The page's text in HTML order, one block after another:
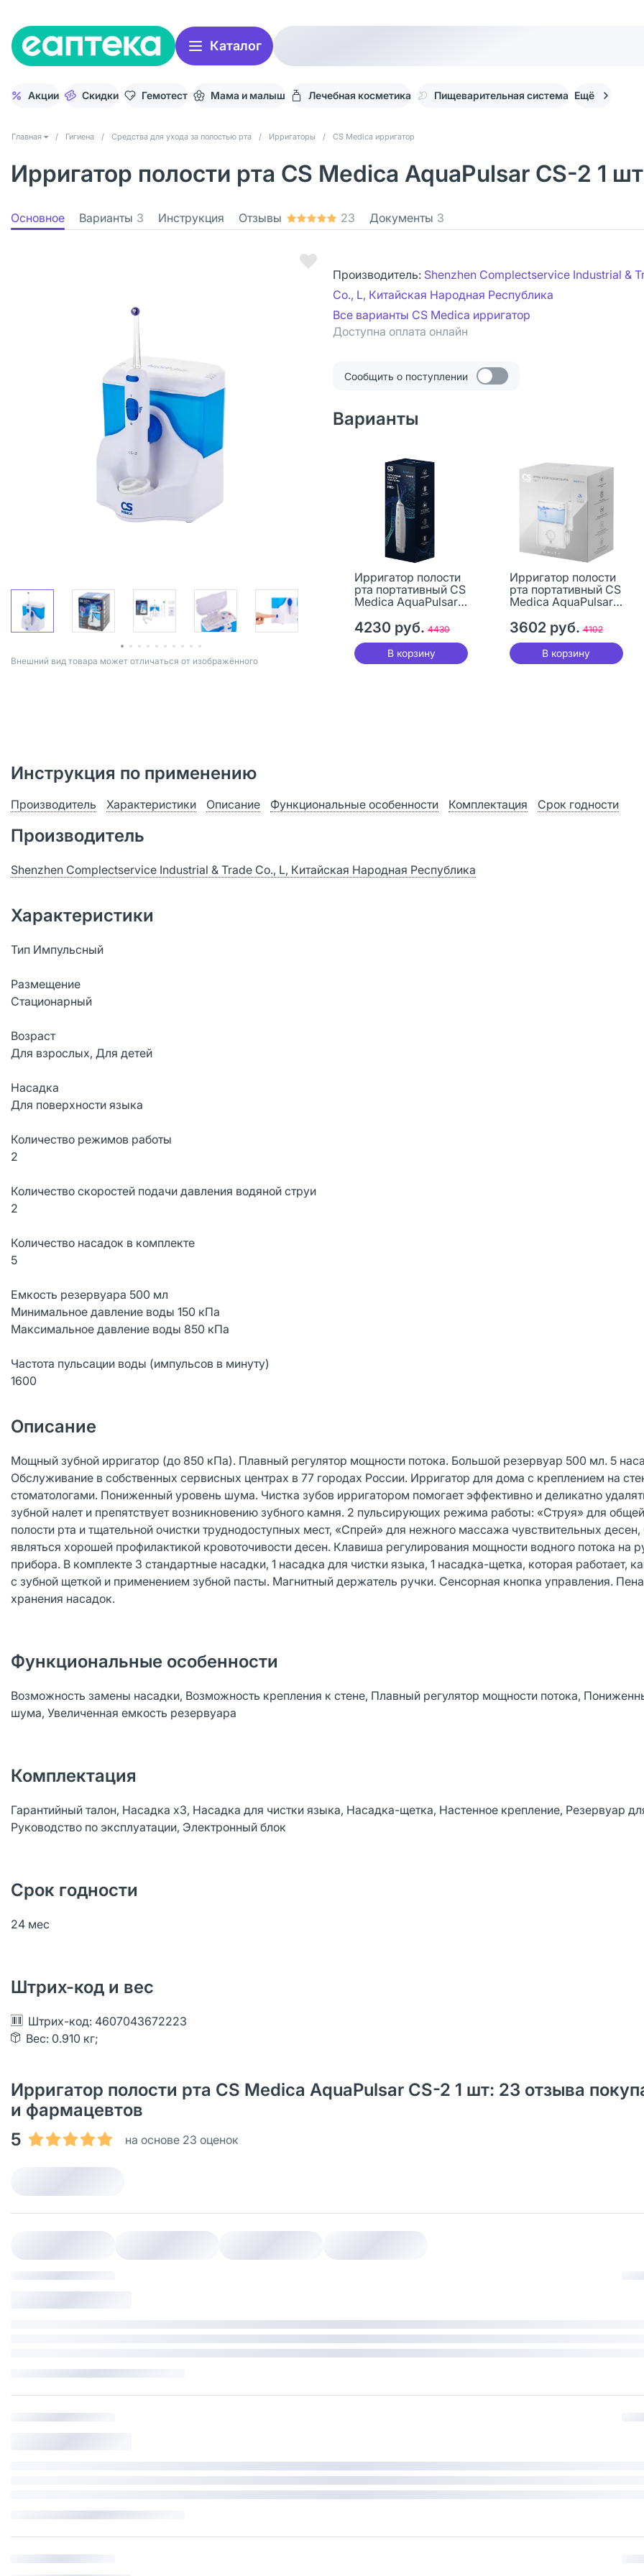
Каталог
Акции Скидки Гемотест Мама и малыш Лечебная косметика Пищеварительная система Ещё
Главная / Гигиена / Средства для ухода за полостью рта / Ирригаторы / CS Medica ирригатор
Ирригатор полости рта CS Medica AquaPulsar CS-2 1 шт
Основное Варианты 3 Инструкция Отзывы 23 Документы 3
Bнешний вид товара может отличаться от изображённого
Производитель: Shenzhen Complectservice Industrial &
Co., L, Китайская Народная Республика
Все варианты CS Medica ирригатор
Доступна оплата онлайн
Сообщить о поступлении
Варианты
Ирригатор полости
рта портативный CS
Medica AquaPulsar
белый 1 шт
4230 руб. 4430
В корзину
Ирригатор полости
рта портативный CS
Medica AquaPulsar
White белый 1 шт
3602 руб. 4102
В корзину
Инструкция по применению
Производитель Характеристики Описание Функциональные особенности Комплектация Срок годности
Производитель
Shenzhen Complectservice Industrial & Trade Co., L, Китайская Народная Республика
Характеристики
Тип Импульсный
Размещение
Стационарный
Возраст
Для взрослых, Для детей
Насадка
Для поверхности языка
Количество режимов работы
2
Количество скоростей подачи давления водяной струи
2
Количество насадок в комплекте
5
Емкость резервуара 500 мл
Минимальное давление воды 150 кПа
Максимальное давление воды 850 кПа
Частота пульсации воды (импульсов в минуту)
1600
Описание
Мощный зубной ирригатор (до 850 кПа). Плавный регулятор мощности потока. Большой резервуар 500 мл. 5
Обслуживание в собственных сервисных центрах в 77 городах России. Ирригатор для дома с креплением на
стоматологами. Пониженный уровень шума. Чистка зубов ирригатором помогает эффективно и деликатно
зубной налет и препятствует возникновению зубного камня. 2 пульсирующих режима работы: «Струя» для
полости рта и тщательной очистки труднодоступных мест, «Спрей» для нежного массажа чувствительных
являться хорошей профилактикой кровоточивости десен. Клавиша регулирования мощности водного потока на
прибора. В комплекте 3 стандартные насадки, 1 насадка для чистки языка, 1 насадка-щетка, которая работает,
с зубной щеткой и применением зубной пасты. Магнитный держатель ручки. Сенсорная кнопка управления.
хранения насадок.
Функциональные особенности
Возможность замены насадки, Возможность крепления к стене, Плавный регулятор мощности потока,
шума, Увеличенная емкость резервуара
Комплектация
Гарантийный талон, Насадка x3, Насадка для чистки языка, Насадка-щетка, Настенное крепление, Резервуар
Руководство по эксплуатации, Электронный блок
Срок годности
24 мес
Штрих-код и вес
Штрих-код: 4607043672223
Вес: 0.910 кг;
Ирригатор полости рта CS Medica AquaPulsar CS-2 1 шт: 23 отзыва
и фармацевтов
5
на основе 23 оценок